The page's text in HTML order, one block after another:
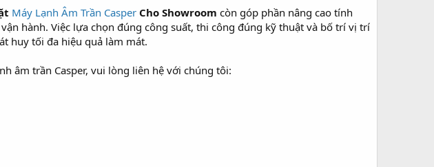
Máy Lạnh Âm Trần Casper Cho Showroom còn góp phần nâng cao tính
hành. Việc lựa chọn đúng công suất, thi công đúng kỹ thuật và bố trí vị trí
huy tối đa hiệu quả làm mát.
âm trần Casper, vui lòng liên hệ với chúng tôi: